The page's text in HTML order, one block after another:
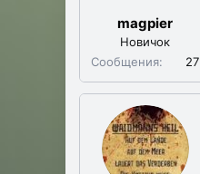
magpier
Новичок
Сообщения
27